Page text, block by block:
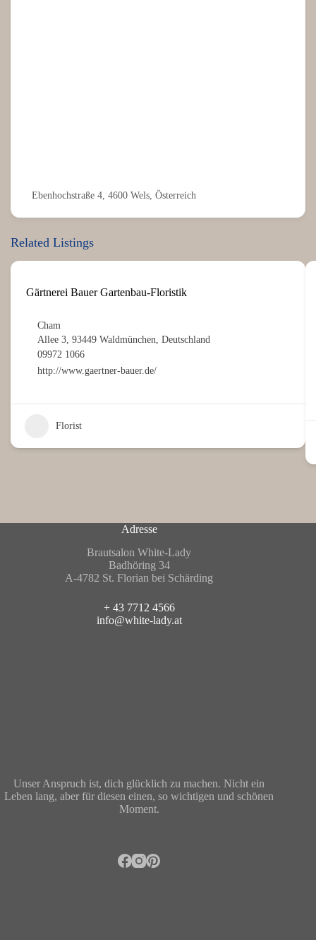
Ebenhochstraße 4, 4600 Wels, Österreich
Related Listings
Gärtnerei Bauer Gartenbau-Floristik
Cham
Allee 3, 93449 Waldmünchen, Deutschland
09972 1066
http://www.gaertner-bauer.de/
Florist
Adresse
Brautsalon White-Lady
Badhöring 34
A-4782 St. Florian bei Schärding
+ 43 7712 4566
info@white-lady.at
Unser Anspruch ist, dich glücklich zu machen. Nicht ein
Leben lang, aber für diesen einen, so wichtigen und schönen
Moment.